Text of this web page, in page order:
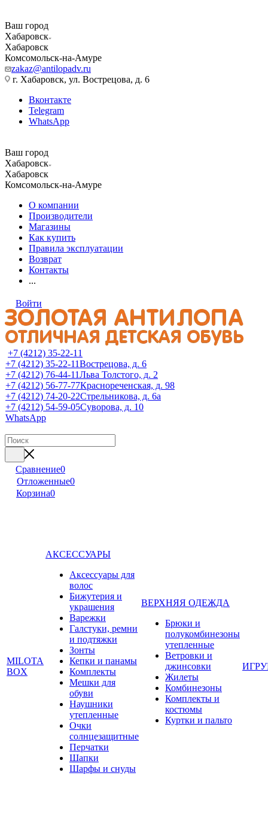
Ваш город
Хабаровск
Хабаровск
Комсомольск-на-Амуре
zakaz@antilopadv.ru
г. Хабаровск, ул. Вострецова, д. 6
Вконтакте
Telegram
WhatsApp
Ваш город
Хабаровск
Хабаровск
Комсомольск-на-Амуре
О компании
Производители
Магазины
Как купить
Правила эксплуатации
Возврат
Контакты
...
Войти
+7 (4212) 35-22-11
+7 (4212) 35-22-11Вострецова, д. 6
+7 (4212) 76-44-11Льва Толстого, д. 2
+7 (4212) 56-77-77Краснореченская, д. 98
+7 (4212) 74-20-22Стрельникова, д. 6а
+7 (4212) 54-59-05Суворова, д. 10
WhatsApp
Сравнение0
Отложенные0
Корзина0
MILOTA
BOX
АКСЕССУАРЫ
Аксессуары для
волос
Бижутерия и
украшения
Варежки
Галстуки, ремни
и подтяжки
Зонты
Кепки и панамы
Комплекты
Мешки для
обуви
Наушники
утепленные
Очки
солнцезащитные
Перчатки
Шапки
Шарфы и снуды
ВЕРХНЯЯ ОДЕЖДА
Брюки и
полукомбинезоны
утепленные
Ветровки и
джинсовки
Жилеты
Комбинезоны
Комплекты и
костюмы
Куртки и пальто